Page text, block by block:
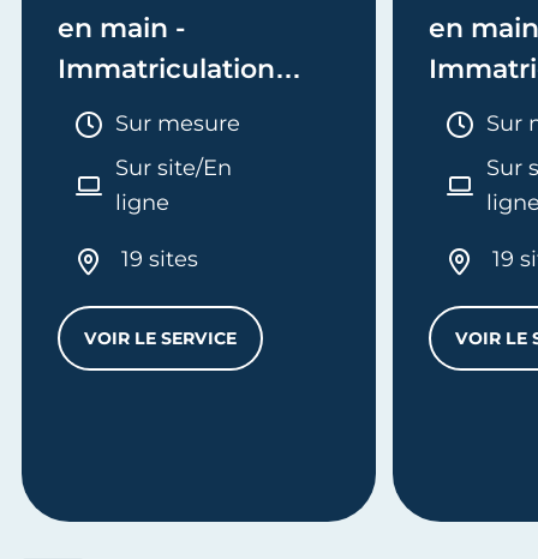
en main -
Immatriculation
(EI/Micro-entreprise
ou réel)
Durée :
Sur mesure
Sur site/En
ligne
19 sites
VOIR LE SERVICEMES FORMALITÉS CLÉ EN MAIN -
en
Sur
Sur
19
VOIR LE